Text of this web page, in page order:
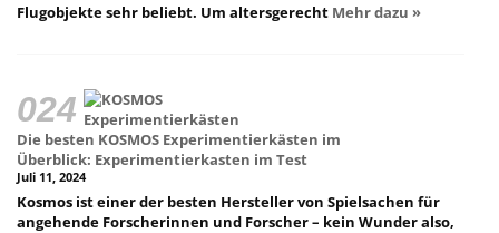
Flugobjekte sehr beliebt. Um altersgerecht Mehr dazu »
Die besten KOSMOS Experimentierkästen im
Überblick: Experimentierkasten im Test
Juli 11, 2024
Kosmos ist einer der besten Hersteller von Spielsachen für
angehende Forscherinnen und Forscher – kein Wunder also,